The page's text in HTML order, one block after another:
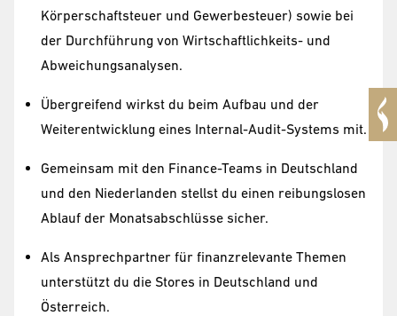
Körperschaftsteuer und Gewerbesteuer) sowie bei
der Durchführung von Wirtschaftlichkeits- und
Abweichungsanalysen.
Übergreifend wirkst du beim Aufbau und der
Weiterentwicklung eines Internal-Audit-Systems mit.
Gemeinsam mit den Finance-Teams in Deutschland
und den Niederlanden stellst du einen reibungslosen
Ablauf der Monatsabschlüsse sicher.
Als Ansprechpartner für finanzrelevante Themen
unterstützt du die Stores in Deutschland und
Österreich.